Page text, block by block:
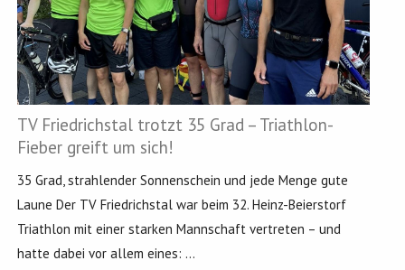
TV Friedrichstal trotzt 35 Grad – Triathlon-
Fieber greift um sich!
35 Grad, strahlender Sonnenschein und jede Menge gute
Laune Der TV Friedrichstal war beim 32. Heinz-Beierstorf
Triathlon mit einer starken Mannschaft vertreten – und
hatte dabei vor allem eines: ...